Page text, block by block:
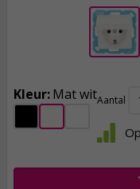
Kleur:Mat witAantal